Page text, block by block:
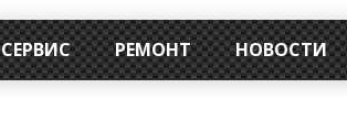
СЕРВИС РЕМОНТ НОВОСТИ